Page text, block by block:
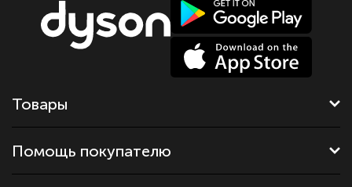
Товары
Помощь покупателю